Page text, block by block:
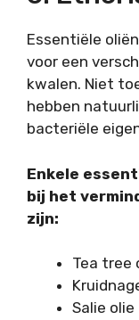
Essentiële
voor een
kwalen. Niet
hebben
bacteriële
Enkele
bij het
zijn:
Tea tree
Salie olie